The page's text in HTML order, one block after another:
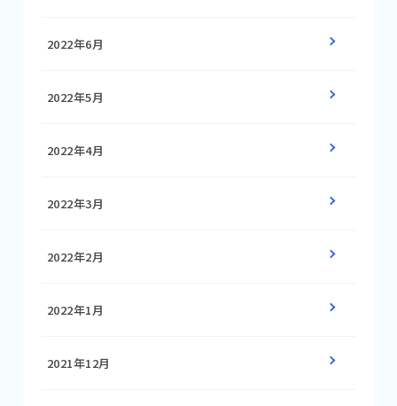
2022年6月
2022年5月
2022年4月
2022年3月
2022年2月
2022年1月
2021年12月